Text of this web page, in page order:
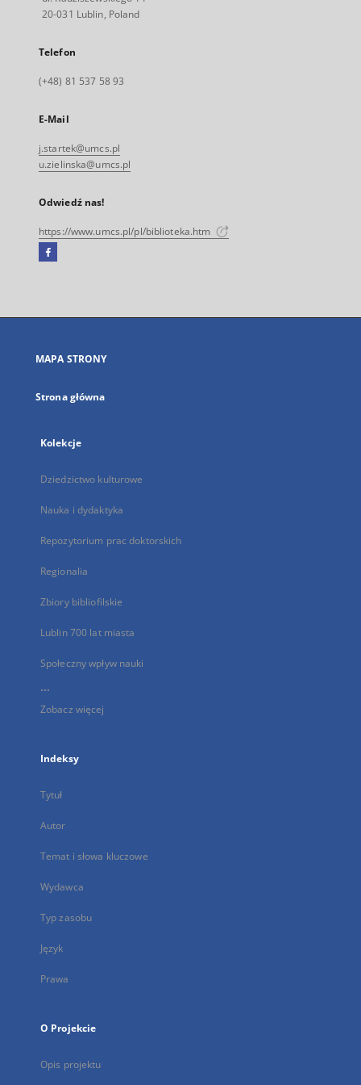
20-031 Lublin, Poland
Telefon
(+48) 81 537 58 93
E-Mail
j.startek@umcs.pl
u.zielinska@umcs.pl
Odwiedź nas!
https://www.umcs.pl/pl/biblioteka.htm
Facebook
się
karcie
MAPA STRONY
Strona główna
Kolekcje
Dziedzictwo kulturowe
Nauka i dydaktyka
Repozytorium prac doktorskich
Regionalia
Zbiory bibliofilskie
Lublin 700 lat miasta
Społeczny wpływ nauki
...
Zobacz więcej
Indeksy
Tytuł
Autor
Temat i słowa kluczowe
Wydawca
Typ zasobu
Język
Prawa
O Projekcie
Opis projektu